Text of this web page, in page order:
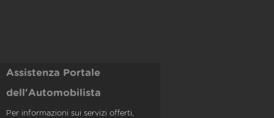
Assistenza Portale
dell'Automobilista
Per informazioni sui servizi offerti,